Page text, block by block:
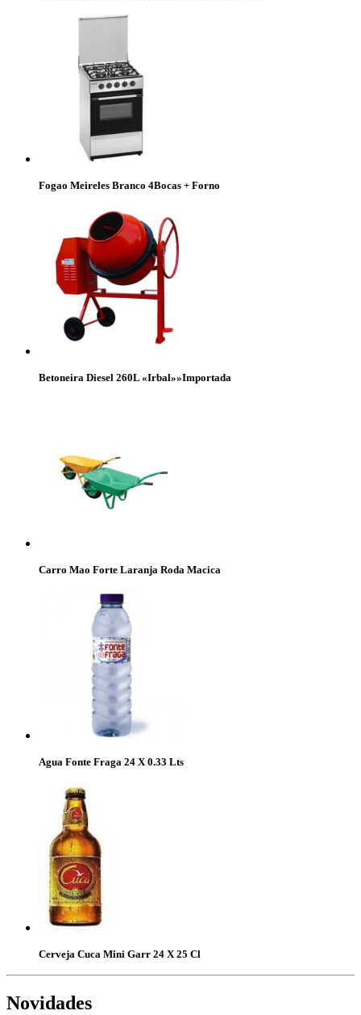
Fogao Meireles Branco 4Bocas + Forno
Betoneira Diesel 260L «Irbal»»Importada
Carro Mao Forte Laranja Roda Macica
Agua Fonte Fraga 24 X 0.33 Lts
Cerveja Cuca Mini Garr 24 X 25 Cl
Novidades